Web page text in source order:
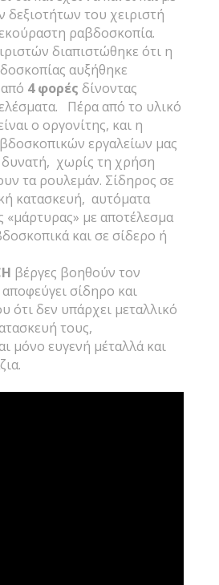
δεξιοτήτων του χειριστή
ραβδοσκοπία.
διαπιστώθηκε ότι η
αυξήθηκε
4 φορές δίνοντας
Πέρα από το υλικό
ο οργονίτης, και η
εργαλείων μας
δυνατή, χωρίς τη χρήση
τα ρουλεμάν. Σίδηρος σε
κατασκευή, αυτόματα
«μάρτυρας» με αποτέλεσμα
και σε σίδερο ή
βέργες βοηθούν τον
σίδηρο και
ότι δεν υπάρχει μεταλλικό
τους,
μόνο ευγενή μέταλλά και